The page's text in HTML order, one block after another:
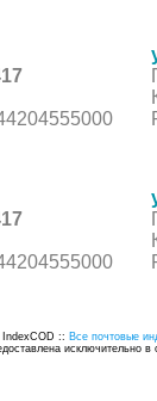
:: Все почтовые
исключительно